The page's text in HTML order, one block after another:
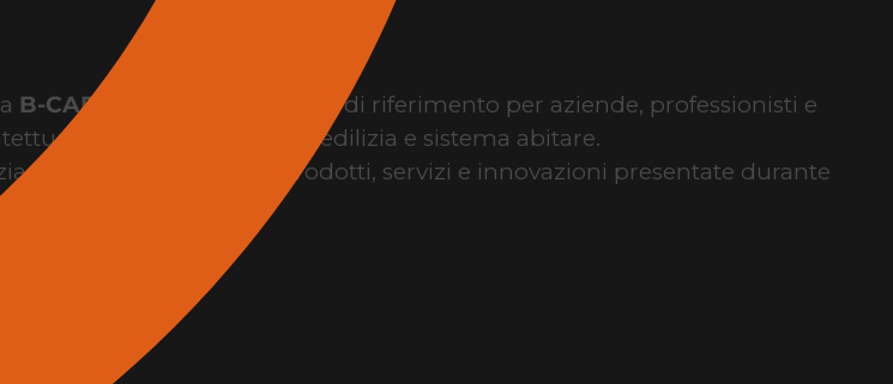
B-CAD Expo Roma
, il punto di riferimento per aziende, professionisti e
design, innovazione edilizia e sistema abitare.
per conoscere brand, prodotti, servizi e innovazioni presentate durante